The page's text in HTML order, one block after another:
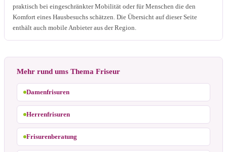
praktisch bei eingeschränkter Mobilität oder für Menschen die den
Komfort eines Hausbesuchs schätzen. Die Übersicht auf dieser Seite
enthält auch mobile Anbieter aus der Region.
Mehr rund ums Thema Friseur
Damenfrisuren
Herrenfrisuren
Frisurenberatung